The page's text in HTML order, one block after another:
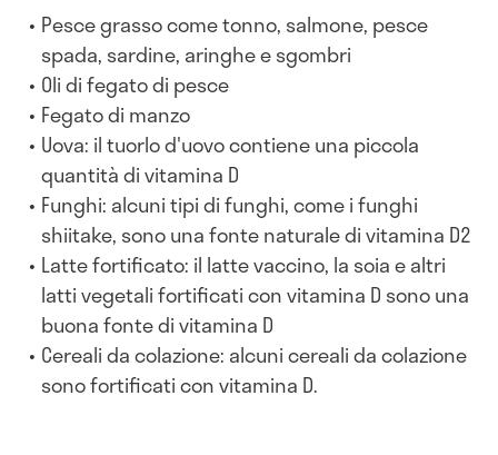
Pesce grasso come tonno, salmone, pesce
spada, sardine, aringhe e sgombri
Oli di fegato di pesce
Fegato di manzo
Uova: il tuorlo d'uovo contiene una piccola
quantità di vitamina D
Funghi: alcuni tipi di funghi, come i funghi
shiitake, sono una fonte naturale di vitamina D2
Latte fortificato: il latte vaccino, la soia e altri
latti vegetali fortificati con vitamina D sono una
buona fonte di vitamina D
Cereali da colazione: alcuni cereali da colazione
sono fortificati con vitamina D.